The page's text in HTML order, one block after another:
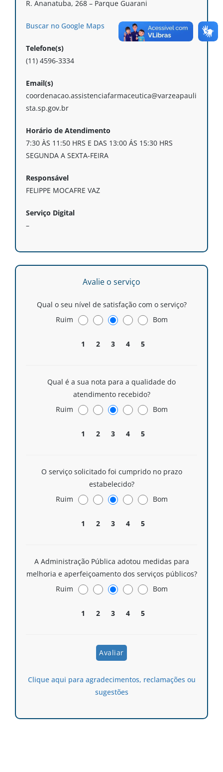
R. Ananatuba, 268 – Parque Guarani
Buscar no Google Maps
Telefone(s)
(11) 4596-3334
Email(s)
coordenacao.assistenciafarmaceutica@varzeapauli
sta.sp.gov.br
Horário de Atendimento
7:30 ÀS 11:50 HRS E DAS 13:00 ÁS 15:30 HRS
SEGUNDA A SEXTA-FEIRA
Responsável
FELIPPE MOCAFRE VAZ
Serviço Digital
–
Avalie o serviço
Qual o seu nível de satisfação com o serviço?
Ruim
1 2 3 4 5
Bom
Qual é a sua nota para a qualidade do
atendimento recebido?
Ruim
1 2 3 4 5
Bom
O serviço solicitado foi cumprido no prazo
estabelecido?
Ruim
1 2 3 4 5
Bom
A Administração Pública adotou medidas para
melhoria e aperfeiçoamento dos serviços públicos?
Ruim
1 2 3 4 5
Bom
Clique aqui para agradecimentos, reclamações ou
sugestões